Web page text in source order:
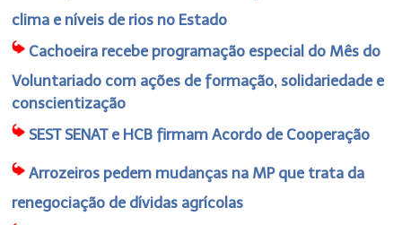
clima e níveis de rios no Estado
Cachoeira recebe programação especial do Mês do
Voluntariado com ações de formação, solidariedade e
conscientização
SEST SENAT e HCB firmam Acordo de Cooperação
Arrozeiros pedem mudanças na MP que trata da
renegociação de dívidas agrícolas